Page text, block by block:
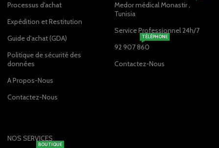
Processus d'achat
Expédition et Restitution
Guide d'achat (GDA)
Politique de sécurité des
données
A Propos-Nous
Contactez-Nous
Medor médical Monastir ,
Tunisia
Service Professionnel 24h/7
92 907 860
TÉLÉPHONE
Contactez-Nous
NOS SERVICES
BOUTIQUE